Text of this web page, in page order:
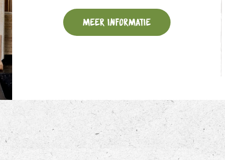
Meer informatie